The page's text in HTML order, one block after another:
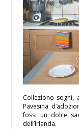
Colleziono sogni,
Pavesina
fossi un dolce
dell’Irlanda.